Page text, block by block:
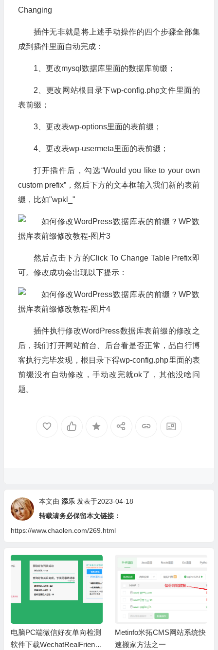
Changing
插件无非就是将上述手动操作的四个步骤全部集
成到插件里面自动完成：
1、更改mysql数据库里面的数据库前缀；
2、更改网站根目录下wp-config.php文件里面的
表前缀；
3、更改表wp-options里面的表前缀；
4、更改表wp-usermeta里面的表前缀；
打开插件后，勾选“Would you like to your own
custom prefix”，然后下方的文本框输入我们新的表前
缀，比如"wpkl_"
然后点击下方的Click To Change Table Prefix即
可。修改成功会出现以下提示：
插件执行修改WordPress数据库表前缀的修改之
后，我们打开网站前台、后台看是否正常，品自行博
客执行完毕发现，根目录下得wp-config.php里面的表
前缀没有自动修改，手动改完就ok了，其他没啥问
题。
本文由 添乐 发表于2023-04-18
转载请务必保留本文链接：
https://www.chaolen.com/269.html
电脑PC端微信好友单向检测
软件下载WechatRealFriends
Metinfo米拓CMS网站系统快
速搬家方法之一